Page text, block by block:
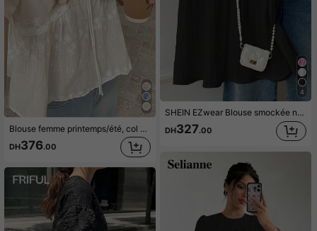
Blouse femme printemps/été, col V, patchwork de dentelle brodée, manches courtes, pull-over, semi-transparente, légère, coupe ample, polyvalente, blanc
DH376.00
4
SHEIN EZwear Blouse smockée noire tissée pour femmes, top élégant d'été avec volants aux emmanchures pour tea party, style moderne décontracté Pinterest, nouvelle arrivée
DH327.00